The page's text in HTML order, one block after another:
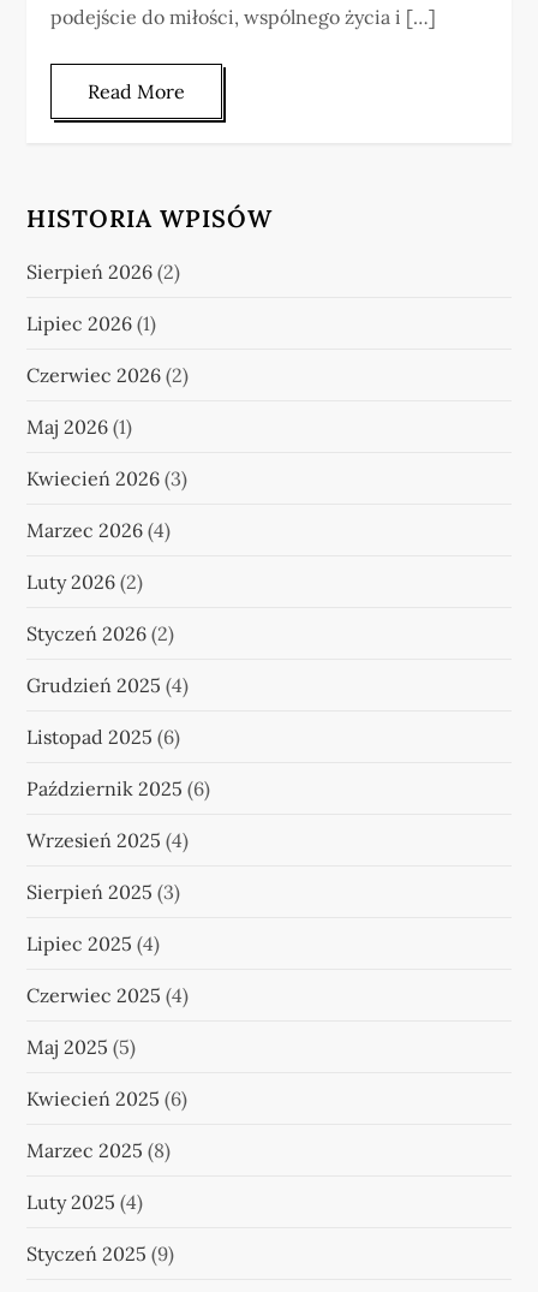
podejście do miłości, wspólnego życia i […]
Read More
HISTORIA WPISÓW
Sierpień 2026 (2)
Lipiec 2026 (1)
Czerwiec 2026 (2)
Maj 2026 (1)
Kwiecień 2026 (3)
Marzec 2026 (4)
Luty 2026 (2)
Styczeń 2026 (2)
Grudzień 2025 (4)
Listopad 2025 (6)
Październik 2025 (6)
Wrzesień 2025 (4)
Sierpień 2025 (3)
Lipiec 2025 (4)
Czerwiec 2025 (4)
Maj 2025 (5)
Kwiecień 2025 (6)
Marzec 2025 (8)
Luty 2025 (4)
Styczeń 2025 (9)